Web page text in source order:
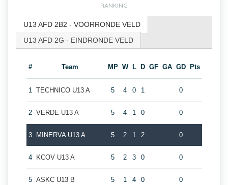
RANKING
U13 AFD 2B2 - VOORRONDE VELD
U13 AFD 2G - EINDRONDE VELD
# Team MP W L D GF GA GD Pts
1 TECHNICO U13 A 5 4 0 1 0
2 VERDE U13 A 5 4 1 0 0
3 MINERVA U13 A 5 2 1 2 0
4 KCOV U13 A 5 2 3 0 0
5 ASKC U13 B 5 1 4 0 0